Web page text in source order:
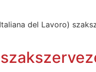
del Lavoro)